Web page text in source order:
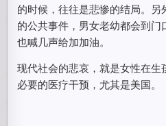
的时候，往往是悲惨的结局。
的公共事件，男女老幼都会到
也喊几声给加加油。
现代社会的悲哀，就是女性在
必要的医疗干预，尤其是美国。